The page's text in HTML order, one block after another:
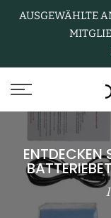
Zum
AUSGEWÄHLTE
ENTDECKEN